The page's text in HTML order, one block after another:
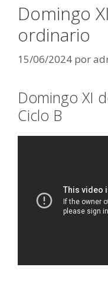
Domingo
ordinario
15/06/2024 por
Domingo XI
Ciclo B